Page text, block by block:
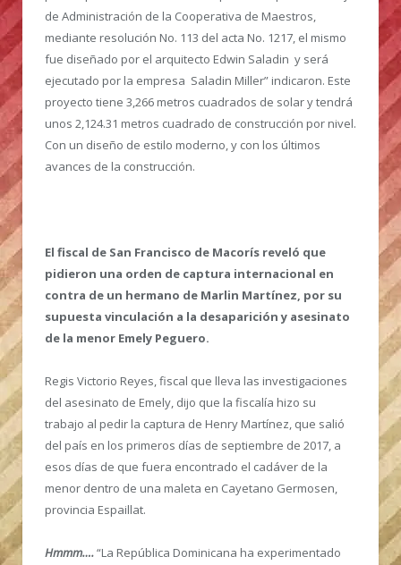
de Administración de la Cooperativa de Maestros,
mediante resolución No. 113 del acta No. 1217, el mismo
fue diseñado por el arquitecto Edwin Saladin y será
ejecutado por la empresa Saladin Miller” indicaron. Este
proyecto tiene 3,266 metros cuadrados de solar y tendrá
unos 2,124.31 metros cuadrado de construcción por nivel.
Con un diseño de estilo moderno, y con los últimos
avances de la construcción.
El fiscal de San Francisco de Macorís reveló que
pidieron una orden de captura internacional en
contra de un hermano de Marlin Martínez, por su
supuesta vinculación a la desaparición y asesinato
de la menor Emely Peguero.
Regis Victorio Reyes, fiscal que lleva las investigaciones
del asesinato de Emely, dijo que la fiscalía hizo su
trabajo al pedir la captura de Henry Martínez, que salió
del país en los primeros días de septiembre de 2017, a
esos días de que fuera encontrado el cadáver de la
menor dentro de una maleta en Cayetano Germosen,
provincia Espaillat.
Hmmm….“La República Dominicana ha experimentado